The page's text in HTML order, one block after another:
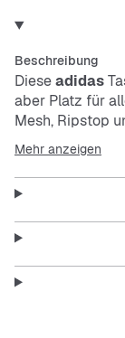
Beschreibung
Dieseadidas
aber Platz für
Mesh, Ripstop
einen
Eine dezente
das Ganze ab.
Features
100 %
Mehr anzeigen